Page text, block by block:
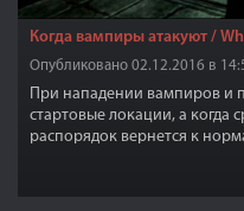
Когда вампиры атакуют /
Опубликовано 02.12.2016 в
При нападении вампиров и
стартовые локации, а когда
распорядок вернется к